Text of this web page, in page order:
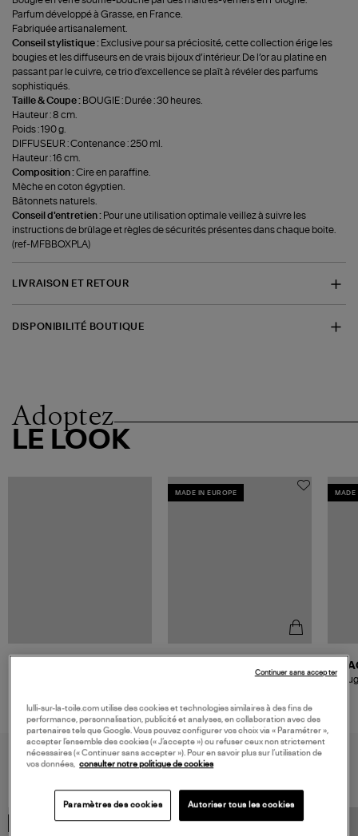
Parfum développé à Grasse, en France.
Fabriquée artisanalement.
Conseil stylistique : Exclusive pour sa préciosité, cette collection érige les
bougies et les diffuseurs en de vrais bijoux d’intérieur. De l’or au platine en
passant par le cuivre, ce trio d’excellence se plaît à révéler des parfums
sophistiqués.
Taille & Coupe : BOUGIE : Durée : 30 heures.
Hauteur : 8 cm.
Poids : 190 g.
DIFFUSEUR : Contenance : 250 ml.
Hauteur : 16 cm.
Composition :Cire en paraffine.
Mèche en coton égyptien.
Bâtonnets naturels.
Conseil d'entretien : Pour une utilisation optimale veillez à suivre les
instructions de brûlage et règles de sécurités présentes dans chaque boite.
(ref-MFBBOXPLA)
LIVRAISON ET RETOUR
DISPONIBILITÉ BOUTIQUE
Adoptez
LE LOOK
MADE IN EUROPE
Bougie Max 24 Les Exclusives
MADE
VOUS AIMEREZ AUSSI
MADE IN EUROPE MADE IN EUROPE
lulli-sur-la-toile.com utilise des cookies et technologies similaires à des fins de
performance, personnalisation, publicité et analyses, en collaboration avec des
partenaires tels que Google. Vous pouvez configurer vos choix via « Paramétrer »,
accepter l’ensemble des cookies (« J’accepte ») ou refuser ceux non strictement
nécessaires (« Continuer sans accepter »). Pour en savoir plus sur l’utilisation de
vos données, consulter notre politique de cookies
Paramètres des cookies Autoriser tous les cookies
Continuer sans accepter